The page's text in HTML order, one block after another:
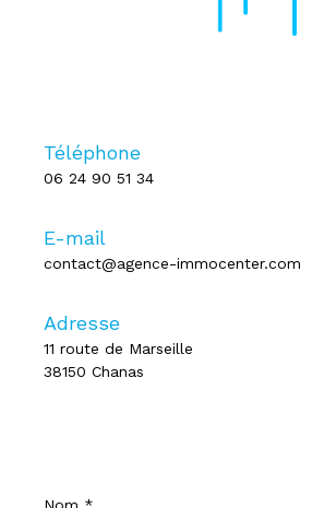
Téléphone
06 24 90 51 34
E-mail
contact@agence-immocenter.com
Adresse
11 route de Marseille
38150 Chanas